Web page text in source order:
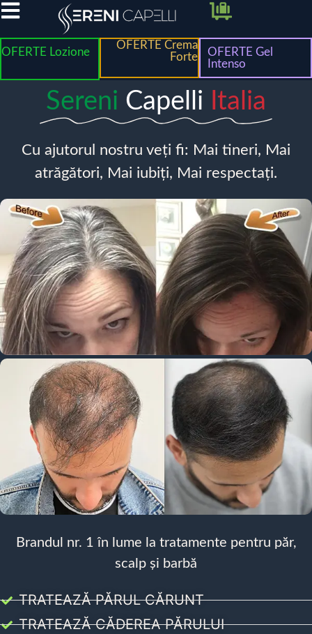
OFERTE Lozione
OFERTE Crema
Forte
OFERTE Gel
Intenso
Sereni Capelli Italia
Cu ajutorul nostru veți fi: Mai tineri, Mai
atrăgători, Mai iubiți, Mai respectați.
Brandul nr. 1 în lume la tratamente pentru păr,
scalp și barbă
TRATEAZĂ PĂRUL CĂRUNT
TRATEAZĂ CĂDEREA PĂRULUI